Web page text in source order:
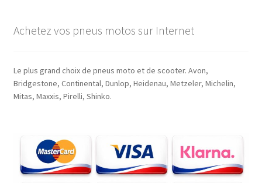
Achetez vos pneus motos sur Internet
Le plus grand choix de pneus moto et de scooter. Avon,
Bridgestone, Continental, Dunlop, Heidenau, Metzeler, Michelin,
Mitas, Maxxis, Pirelli, Shinko.